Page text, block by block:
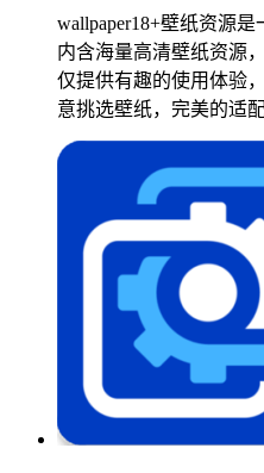
wallpaper18+壁纸资源
内含海量高清壁纸资源
仅提供有趣的使用体验
意挑选壁纸，完美的适